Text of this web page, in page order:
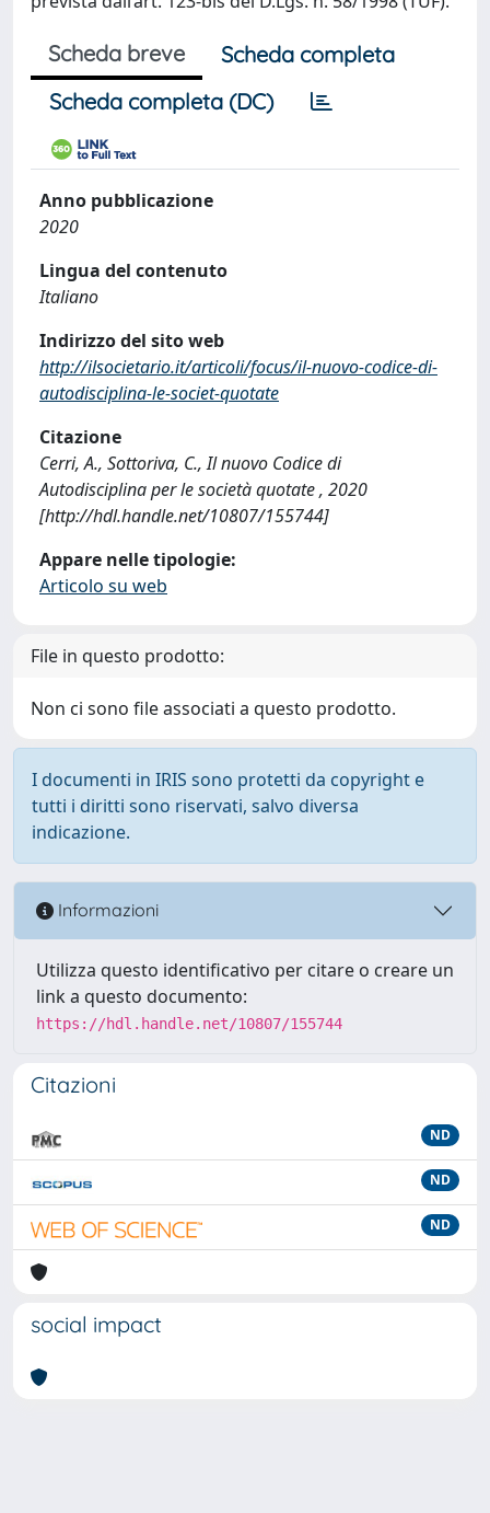
Scheda breve
Scheda completa
Scheda completa (DC)
Anno pubblicazione
2020
Lingua del contenuto
Italiano
Indirizzo del sito web
http://ilsocietario.it/articoli/focus/il-nuovo-codice-di-
autodisciplina-le-societ-quotate
Citazione
Cerri, A., Sottoriva, C., Il nuovo Codice di
Autodisciplina per le società quotate , 2020
[http://hdl.handle.net/10807/155744]
Appare nelle tipologie:
Articolo su web
File in questo prodotto:
Non ci sono file associati a questo prodotto.
I documenti in IRIS sono protetti da copyright e
tutti i diritti sono riservati, salvo diversa
indicazione.
Informazioni
Utilizza questo identificativo per citare o creare un
link a questo documento:
https://hdl.handle.net/10807/155744
Citazioni
ND
ND
ND
social impact